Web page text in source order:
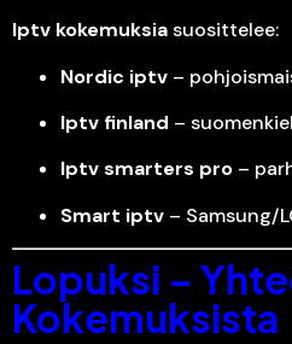
Iptv kokemuksiasuosittelee:
Nordic iptv –
Iptv finland –
Iptv smarters pro –
Smart iptv – Samsung/
Lopuksi –
Kokemuksista